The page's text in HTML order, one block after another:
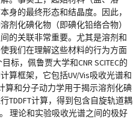
身的最终形态和结晶度。因此，
剂化碘化物（即碘化铅络合物）
的关联非常重要。尤其是溶剂和
我们在理解这些材料的行为方面
标，佩鲁贾大学和CNR SCITEC的
算框架，它包括UV/Vis吸收光谱和
算和分子动力学用于揭示溶剂化碘
TDDFT计算，得到包含自旋轨道耦
理论和实验吸收光谱之间的极好